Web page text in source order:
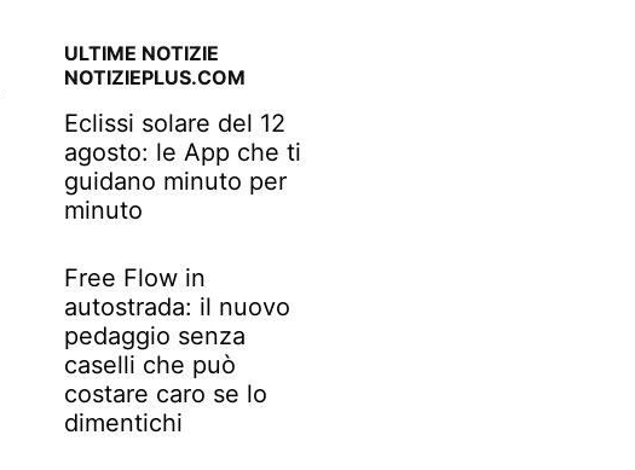
ULTIME NOTIZIE
NOTIZIEPLUS.COM
Eclissi solare del 12
agosto: le App che ti
guidano minuto per
minuto
Free Flow in
autostrada: il nuovo
pedaggio senza
caselli che può
costare caro se lo
dimentichi